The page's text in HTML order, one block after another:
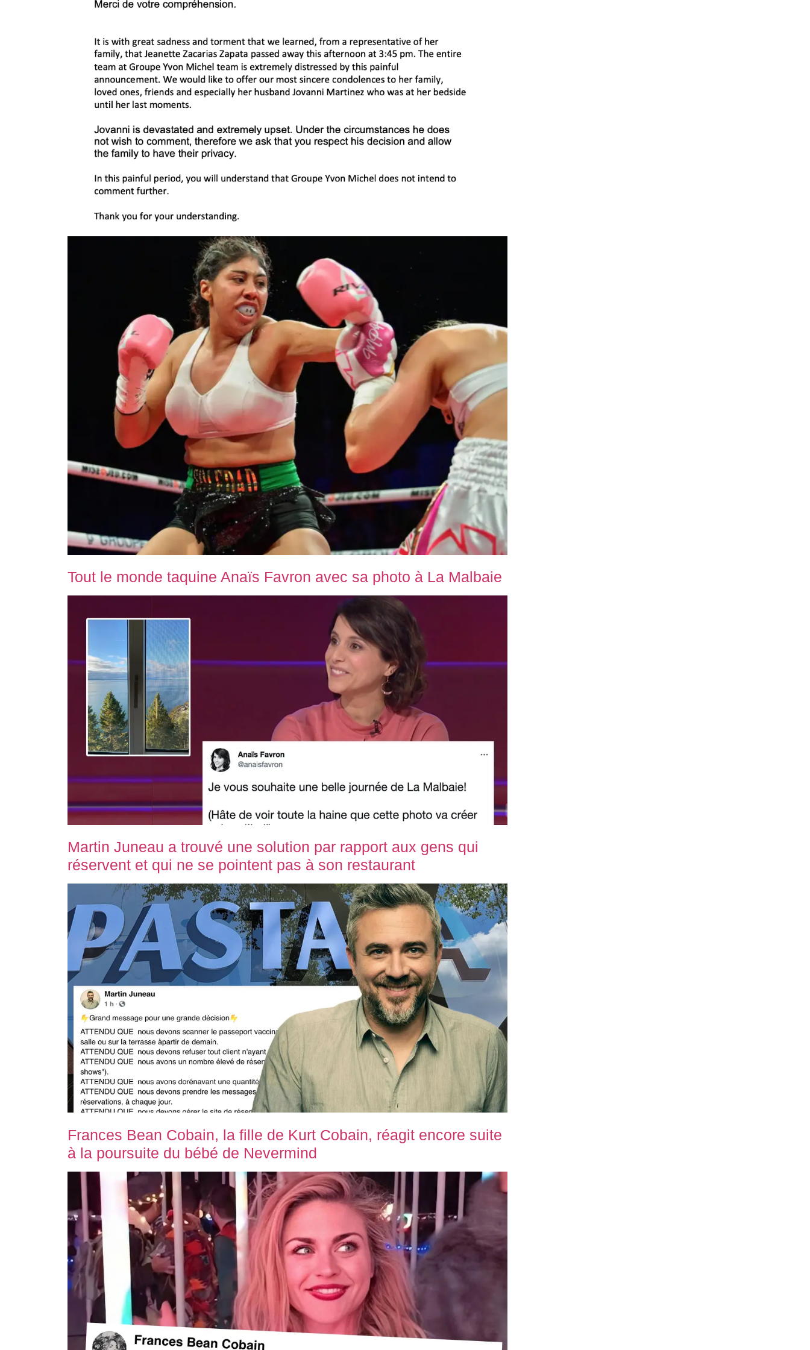
Tout le monde taquine Anaïs Favron avec sa photo à La Malbaie
Martin Juneau a trouvé une solution par rapport aux gens qui
réservent et qui ne se pointent pas à son restaurant
Frances Bean Cobain, la fille de Kurt Cobain, réagit encore suite
à la poursuite du bébé de Nevermind